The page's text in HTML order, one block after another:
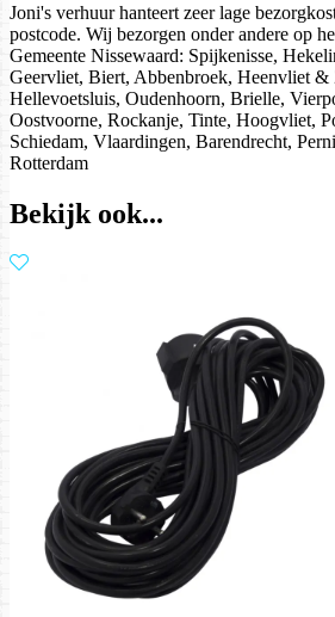
Joni's verhuur hanteert zeer lage
postcode. Wij bezorgen onder andere op
Gemeente Nissewaard: Spijkenisse,
Geervliet, Biert, Abbenbroek, Heenvliet
Hellevoetsluis, Oudenhoorn, Brielle,
Oostvoorne, Rockanje, Tinte, Hoogvliet,
Schiedam, Vlaardingen, Barendrecht,
Rotterdam
Bekijk ook...